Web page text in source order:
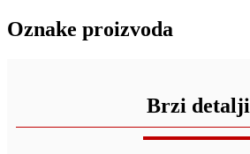
Oznake proizvoda
Brzi detalji